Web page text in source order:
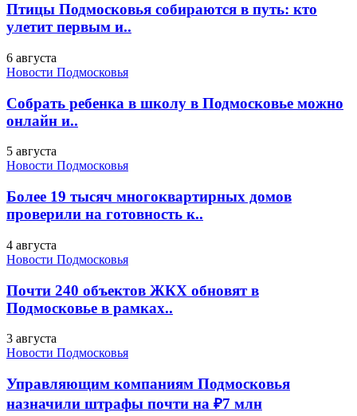
Птицы Подмосковья собираются в путь: кто
улетит первым и..
6 августа
Новости Подмосковья
Собрать ребенка в школу в Подмосковье можно
онлайн и..
5 августа
Новости Подмосковья
Более 19 тысяч многоквартирных домов
проверили на готовность к..
4 августа
Новости Подмосковья
Почти 240 объектов ЖКХ обновят в
Подмосковье в рамках..
3 августа
Новости Подмосковья
Управляющим компаниям Подмосковья
назначили штрафы почти на ₽7 млн